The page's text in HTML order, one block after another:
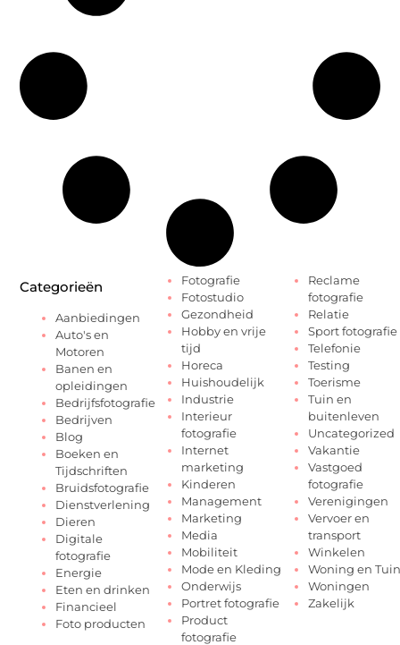
Categorieën
Aanbiedingen
Auto's en
Motoren
Banen en
opleidingen
Bedrijfsfotografie
Bedrijven
Blog
Boeken en
Tijdschriften
Bruidsfotografie
Dienstverlening
Dieren
Digitale
fotografie
Energie
Eten en drinken
Financieel
Foto producten
Fotografie
Fotostudio
Gezondheid
Hobby en vrije
tijd
Horeca
Huishoudelijk
Industrie
Interieur
fotografie
Internet
marketing
Kinderen
Management
Marketing
Media
Mobiliteit
Mode en Kleding
Onderwijs
Portret fotografie
Product
fotografie
Reclame
fotografie
Relatie
Sport fotografie
Telefonie
Testing
Toerisme
Tuin en
buitenleven
Uncategorized
Vakantie
Vastgoed
fotografie
Verenigingen
Vervoer en
transport
Winkelen
Woning en Tuin
Woningen
Zakelijk